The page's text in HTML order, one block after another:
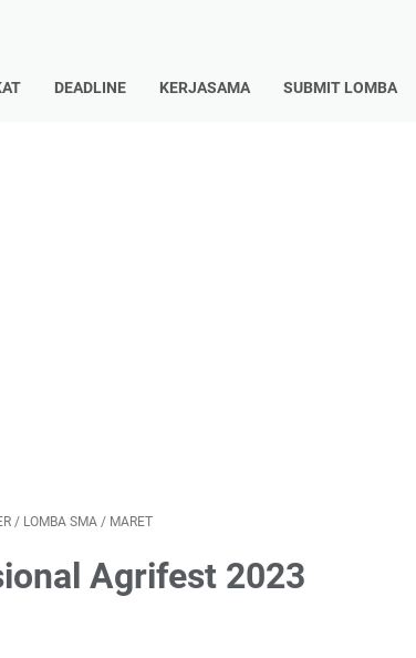
DEADLINE KERJASAMA SUBMIT LOMBA
/ LOMBA SMA / MARET
Agrifest 2023